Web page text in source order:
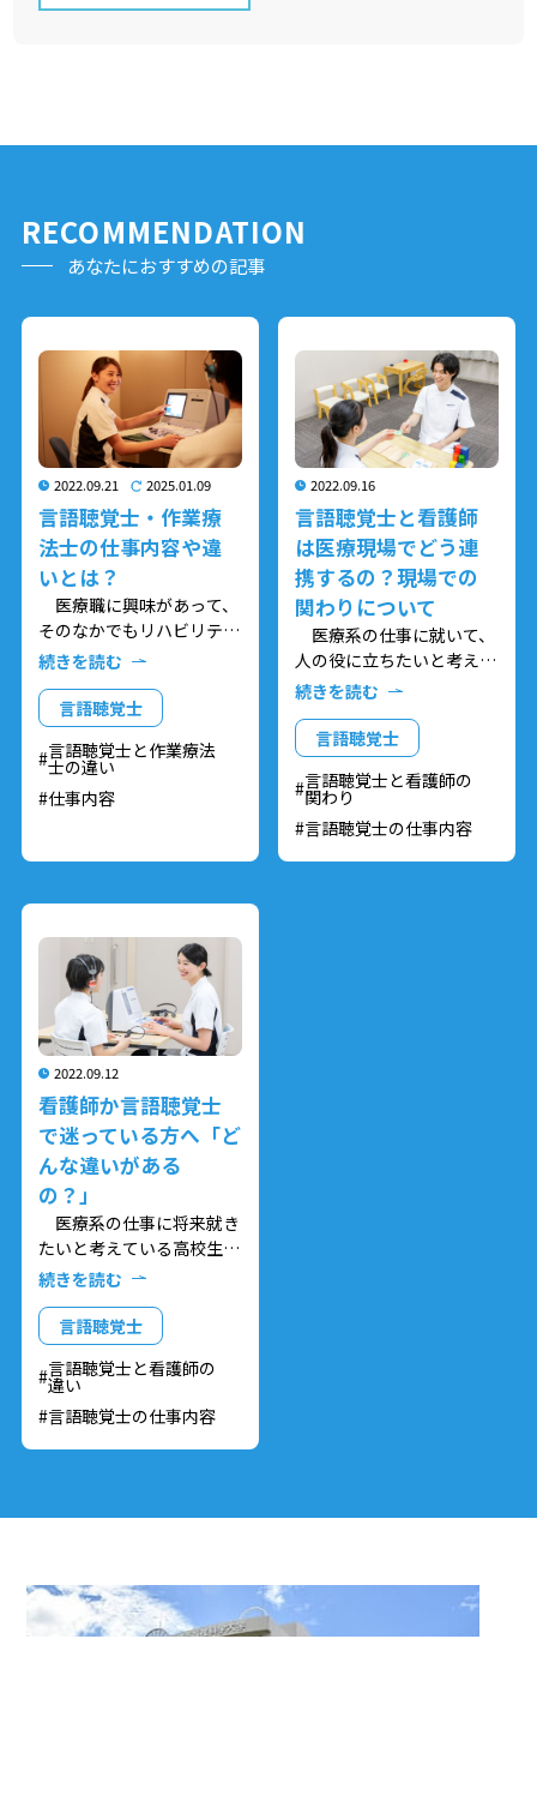
RECOMMENDATION
あなたにおすすめの記事
2022.09.21 2025.01.09
言語聴覚士・作業療
法士の仕事内容や違
いとは？
医療職に興味があって、
そのなかでもリハビリテー
ションの専門職である言語
療法士のいずれかに興味が
ある高校生の方は多いので
はないでしょうか。
今回は、その中の言語聴
て、それぞれの仕事内容の
どを紹介したいと思いま
す。
言語聴覚士や作業療法士
のことを知りたい、どっち
がより自分に向いているの
か？など、職種について悩
んでいる方の参考になれば
と思います。
続きを読む
言語聴覚士
言語聴覚士と作業療法
士の違い
仕事内容
2022.09.16
言語聴覚士と看護師
は医療現場でどう連
携するの？現場での
関わりについて
医療系の仕事に就いて、
人の役に立ちたいと考えて
いる高校生の方や、看護師
方は多いのではないでしょ
うか。
今回は、リハビリ職の中
の言語聴覚士と看護師の連
携についてお伝えしたいと
続きを読む
言語聴覚士
言語聴覚士と看護師の
関わり
言語聴覚士の仕事内容
2022.09.12
看護師か言語聴覚士
で迷っている方へ「ど
んな違いがある
の？」
医療系の仕事に将来就き
たいと考えている高校生の
方や、言語聴覚士に興味が
ている方、どちらを目指そ
うか迷っている方に向けて
「看護師と言語聴覚士の違
い」についてお伝えしたい
と思います。
看護師と言語聴覚士のそ
いての内容を見て、看護師
続きを読む
言語聴覚士
言語聴覚士と看護師の
違い
言語聴覚士の仕事内容